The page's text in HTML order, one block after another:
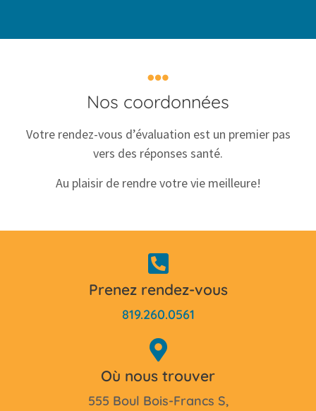
Nos coordonnées
Votre rendez-vous d’évaluation est un premier pas
vers des réponses santé.
Au plaisir de rendre votre vie meilleure!
Prenez rendez-vous
819.260.0561
Où nous trouver
555 Boul Bois-Francs S,